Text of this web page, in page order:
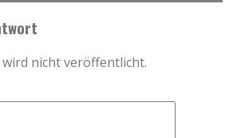
wird nicht veröffentlicht.